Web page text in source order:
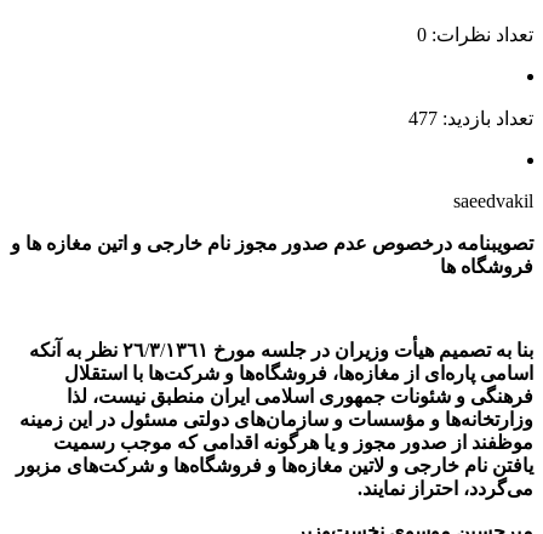
تعداد نظرات: 0
تعداد بازدید: 477
saeedvakil
تصویبنامه درخصوص عدم صدور مجوز نام خارجی و اتین مغازه ها و
فروشگاه ها
بنا به‌ تصمیم‌ هیأت‌ وزیران‌ در جلسه‌ مورخ ٢٦ /٣/
١٣٦١ نظر به‌ آنکه‌
اسامی‌ پاره‌ای‌ از مغازه‌ها، فروشگاه‌ها و شرکت‌ها با استقلال‌
فرهنگی‌ و شئونات‌ جمهوری‌ اسلامی‌ ایران‌ منطبق‌ نیست‌، لذا
وزارتخانه‌ها و مؤسسات‌ و سازمان‌های‌ دولتی‌ مسئول‌ در این‌ زمینه‌
موظفند از صدور مجوز و یا هرگونه‌ اقدامی‌ که‌ موجب‌ رسمیت‌
یافتن‌ نام‌ خارجی‌ و لاتین‌ مغازه‌ها و فروشگاه‌ها و شرکت‌های‌ مزبور
می‌گردد، احتراز نمایند.